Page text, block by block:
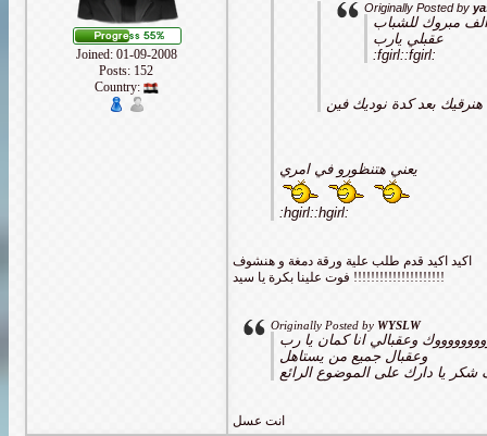
Joined: 01-09-2008
Posts: 152
Country:
Originally Posted by
مبروك للشباب
عقبلي يارب
:fgirl::fgirl:
بعد كدة نوديك فين
يعني هتنظورو في امري
:hgirl::hgirl:
اكيد اكيد قدم طلب علية ورقة دمغة و هنشوف
فوت علينا بكرة يا سيد !!!!!!!!!!!!!!!!!!!!!
Originally Posted by WYSLW
وعقبالي انا كمان يا رب
وعقبال جميع من يستاهل
شكر يا دارك على الموضوع الرائع
انت عسل